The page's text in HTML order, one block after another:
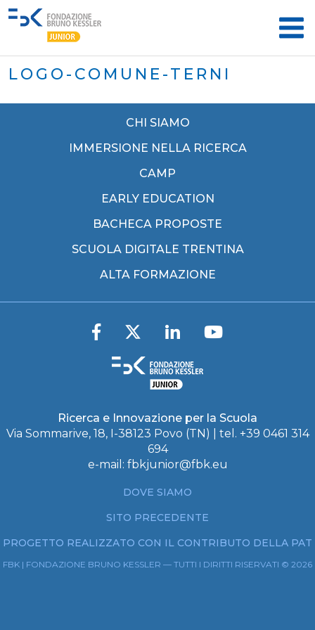
LOGO-COMUNE-TERNI
CHI SIAMO
IMMERSIONE NELLA RICERCA
CAMP
EARLY EDUCATION
BACHECA PROPOSTE
SCUOLA DIGITALE TRENTINA
ALTA FORMAZIONE
Ricerca e Innovazione per la Scuola
Via Sommarive, 18, I-38123 Povo (TN) | tel. +39 0461 314
694
e-mail: fbkjunior@fbk.eu
DOVE SIAMO
SITO PRECEDENTE
PROGETTO REALIZZATO CON IL CONTRIBUTO DELLA PAT
FBK | FONDAZIONE BRUNO KESSLER — TUTTI I DIRITTI RISERVATI © 2026